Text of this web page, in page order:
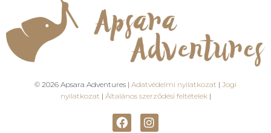
© 2026 Apsara Adventures | Adatvédelmi nyilatkozat | Jogi
nyilatkozat | Általános szerződési feltételek |